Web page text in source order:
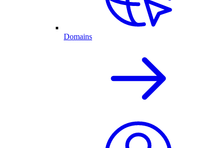
Domains